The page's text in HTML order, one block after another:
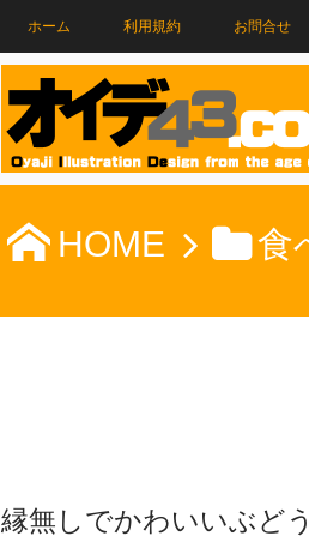
ホーム 利用規約 お問合せ
HOME 食
縁無しでかわいいぶど